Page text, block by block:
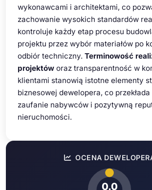
wykonawcami i architektami, co
zachowanie wysokich standardów
kontroluje każdy etap procesu
projektu przez wybór materiałów po
odbiór techniczny. Terminowość
projektów oraz transparentność w
klientami stanowią istotne elementy
biznesowej dewelopera, co przekłada
zaufanie nabywców i pozytywną
nieruchomości.
OCENA
0.0